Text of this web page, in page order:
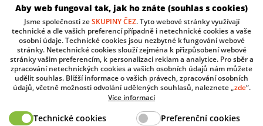
Servisní linka pro námi realizované akce
Po – Pá 8.30 – 17.00
tel:+420 733 421 878, E-mailservis@domat.cz
Technická podpora:
Tel.:+420 461 100 666 , WhatsApp:+420 603 735 402
Informace o zpracovávaných osobních údajích.
Aby web fungoval tak, jak ho znáte (souhlas s cookies)
Jsme společnosti zeSKUPINY ČEZ. Tyto webové stránky využívají
technické a dle vašich preferencí případně i netechnické cookies a vaše
osobní údaje. Technické cookies jsou nezbytné k fungování webové
stránky. Netechnické cookies slouží zejména k přizpůsobení webové
stránky vašim preferencím, k personalizaci reklam a analytice. Pro sběr a
zpracování netechnických cookies a vašich osobních údajů nám můžete
udělit souhlas. Bližší informace o vašich právech, zpracování osobních
údajů, včetně možnosti odvolání udělených souhlasů, naleznete „zde“.
Více informací
Technické cookies Preferenční cookies